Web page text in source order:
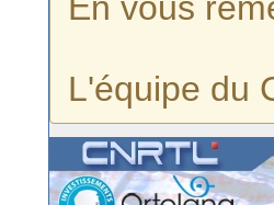
L'équipe du